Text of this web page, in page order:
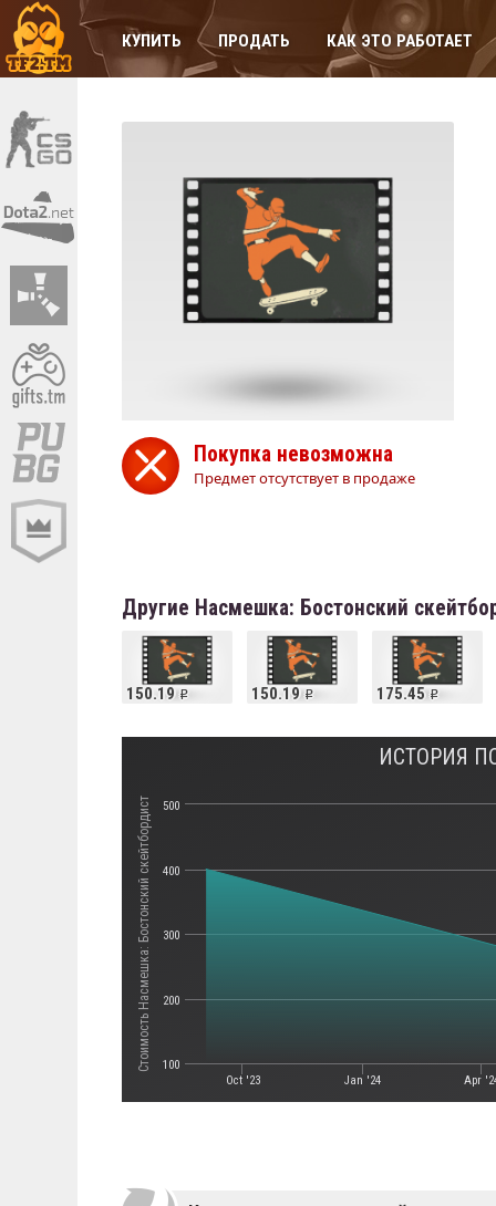
КУПИТЬ ПРОДАТЬ КАК ЭТО РАБОТАЕТ
Покупка невозможна
Предмет отсутствует в продаже
Другие Насмешка: Бостонский
150.19 150.19 175.45
Стоимость Насмешка: Бостонский скейтбордист
ИСТОРИЯ
Oct '23 Jan '24 Apr
100
200
300
400
500